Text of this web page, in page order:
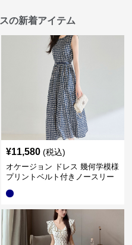
の新着アイテム
¥11,580 (税込)
オケージョン ドレス 幾何学模様
プリントベルト付きノースリー